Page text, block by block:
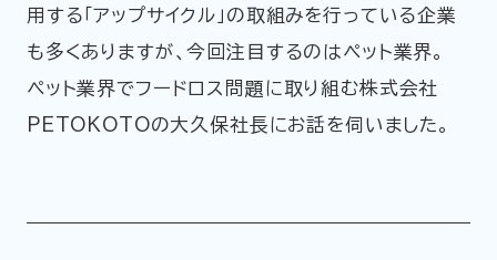
公式アカウント一覧
用する「アップサイクル」の取組みを行っている企業
も多くありますが、今回注目するのはペット業界。
ペット業界でフードロス問題に取り組む株式会社
PETOKOTOの大久保社長にお話を伺いました。